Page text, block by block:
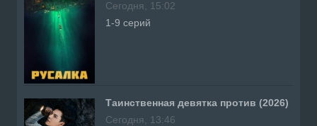
Сегодня, 15:02
1-9 серий
Таинственная девятка против (2026)
Сегодня, 13:46